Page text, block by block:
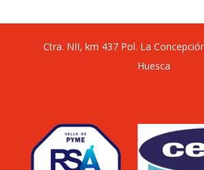
Ctra. NII, km 437 Pol. La
Huesca